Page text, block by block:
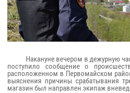
Накануне вечером в дежурную
поступило сообщение о
расположенном в Первомайском
выяснения причины срабатывания
магазин был направлен экипаж